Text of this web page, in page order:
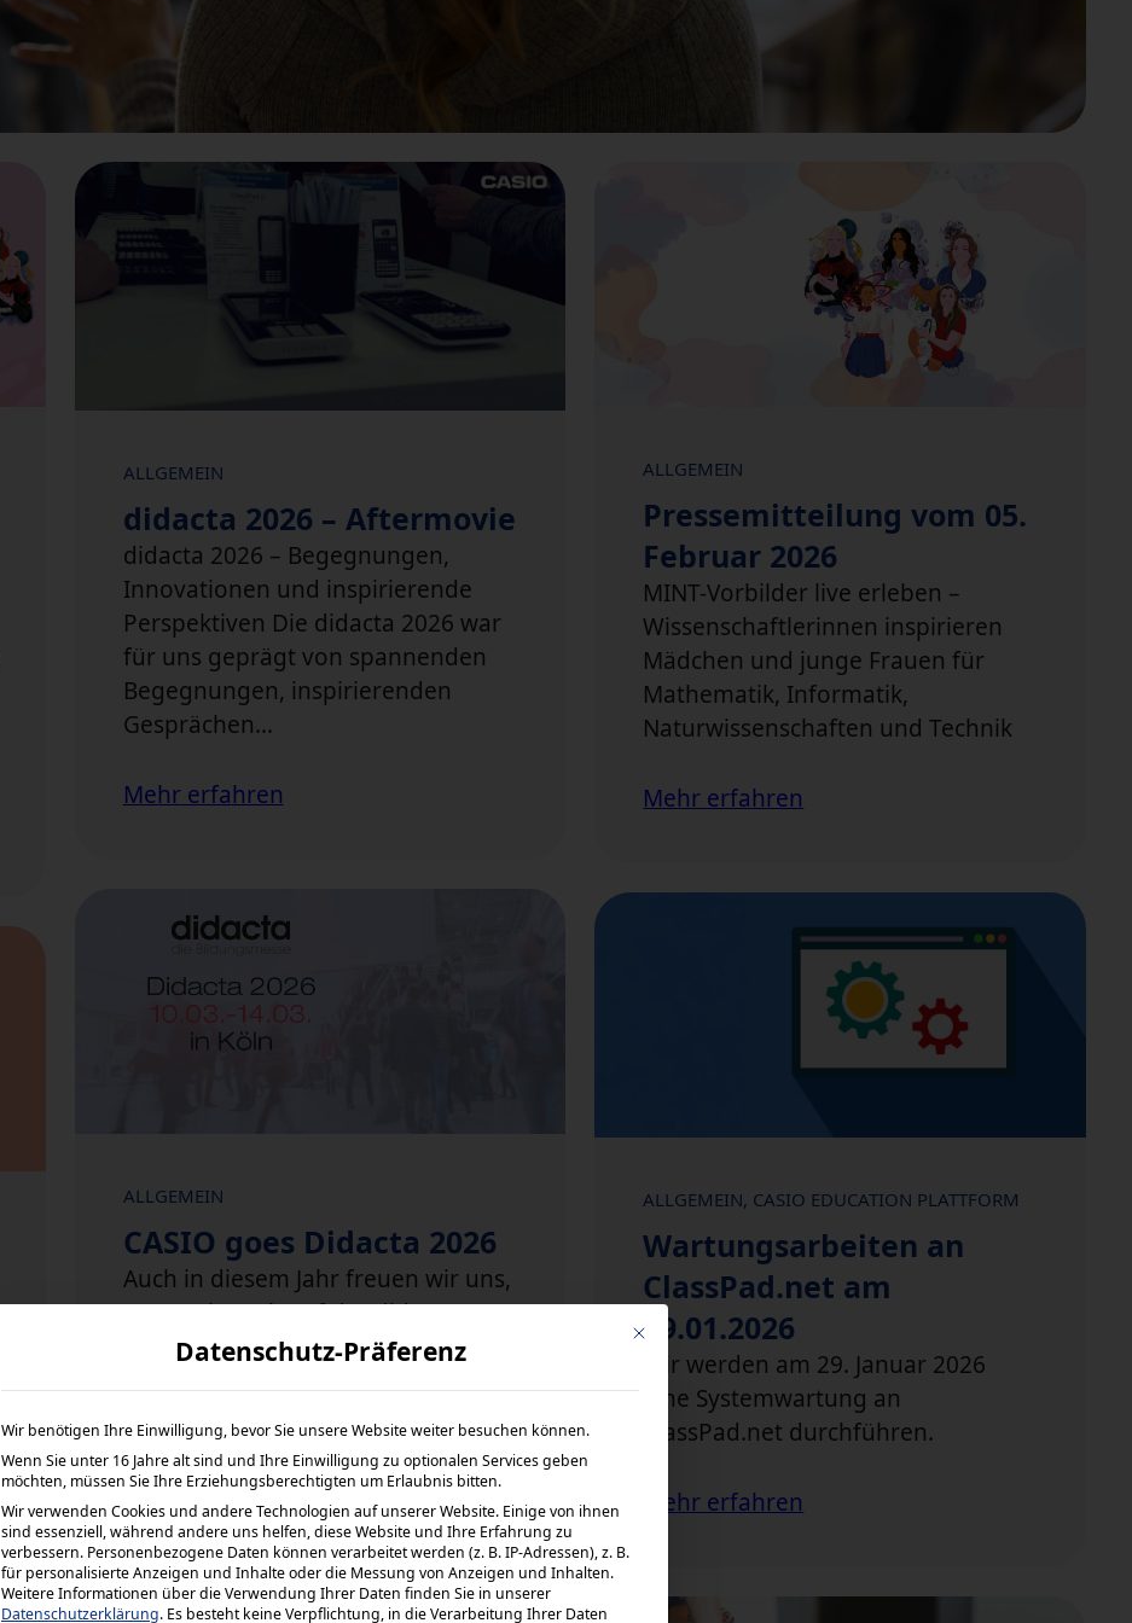
ALLGEMEIN
didacta 2026 – Aftermovie
didacta 2026 – Begegnungen,
Innovationen und inspirierende
Perspektiven Die didacta 2026 war
für uns geprägt von spannenden
Begegnungen, inspirierenden
Gesprächen…
Mehr erfahren
ALLGEMEIN
Pressemitteilung vom 05.
Februar 2026
MINT-Vorbilder live erleben –
Wissenschaftlerinnen inspirieren
Mädchen und junge Frauen für
Mathematik, Informatik,
Naturwissenschaften und Technik
Mehr erfahren
ALLGEMEIN
CASIO goes Didacta 2026
Auch in diesem Jahr freuen wir uns,
wenn wir euch auf der didacta2026
in Köln begrüßen dürfen. Ihr findet
Mehr erfahren
ALLGEMEIN, CASIO EDUCATION PLATTFORM
Wartungsarbeiten an
ClassPad.net am
29.01.2026
Wir werden am 29. Januar 2026
eine Systemwartung an
ClassPad.net durchführen.
Mehr erfahren
Mit diesem Button wird der Dialog geschlossen. Seine Funktionalität
Datenschutz-Präferenz
Wir benötigen Ihre Einwilligung, bevor Sie unsere Website weiter besuchen können.
Wenn Sie unter 16 Jahre alt sind und Ihre Einwilligung zu optionalen Services geben
möchten, müssen Sie Ihre Erziehungsberechtigten um Erlaubnis bitten.
Wir verwenden Cookies und andere Technologien auf unserer Website. Einige von ihnen
sind essenziell, während andere uns helfen, diese Website und Ihre Erfahrung zu
verbessern. Personenbezogene Daten können verarbeitet werden (z. B. IP-Adressen), z. B.
für personalisierte Anzeigen und Inhalte oder die Messung von Anzeigen und Inhalten.
Weitere Informationen über die Verwendung Ihrer Daten finden Sie in unserer
Datenschutzerklärung. Es besteht keine Verpflichtung, in die Verarbeitung Ihrer Daten